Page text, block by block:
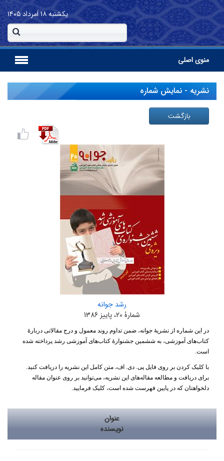
یکشنبه۱۸ اَمرداد ۱۴۰۵
منوی اصلی
نشریه - نمایش شماره
بازگشت
رشد جوانه
شمارۀ 20، پاییز 1386
در این شماره از نشریۀ جوانه، ضمن تداوم روند معمول و درج مقالاتی دربارۀ
کتاب‌های آموزشی، به ششمین جشنوارۀ کتاب‌های آموزشی رشد پرداخته شده
است.
با کلیک کردن بر روی فایل پی. دی. اف، متن کامل این نشریه را دریافت کنید.
برای دریافت و مطالعه مقاله‌های این نشریه، می‌توانید بر روی عنوان مقاله
دلخواهتان که در پایین فهرست شده است، کلیک فرمایید.
عنوان
نویسنده